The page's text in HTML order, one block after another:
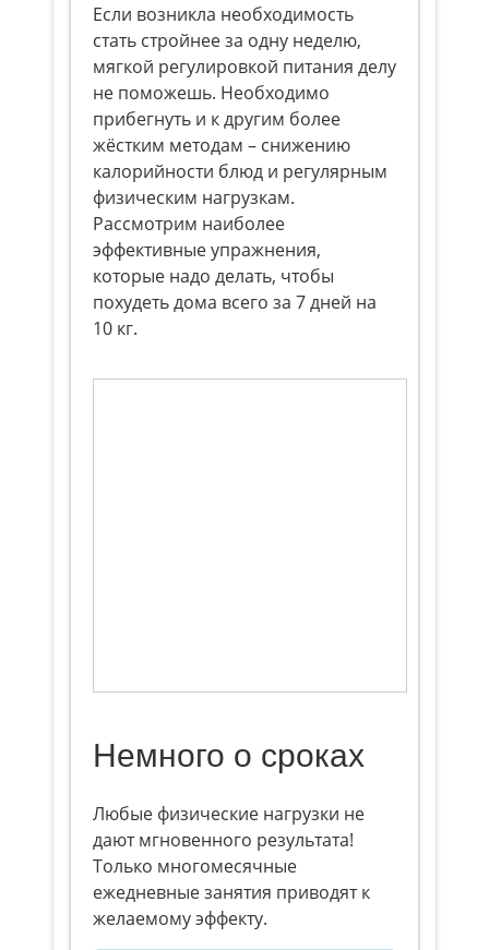
Если возникла необходимость
стать стройнее за одну неделю,
мягкой регулировкой питания делу
не поможешь. Необходимо
прибегнуть и к другим более
жёстким методам – снижению
калорийности блюд и регулярным
физическим нагрузкам.
Рассмотрим наиболее
эффективные упражнения,
которые надо делать, чтобы
похудеть дома всего за 7 дней на
10 кг.
Немного о сроках
Любые физические нагрузки не
дают мгновенного результата!
Только многомесячные
ежедневные занятия приводят к
желаемому эффекту.